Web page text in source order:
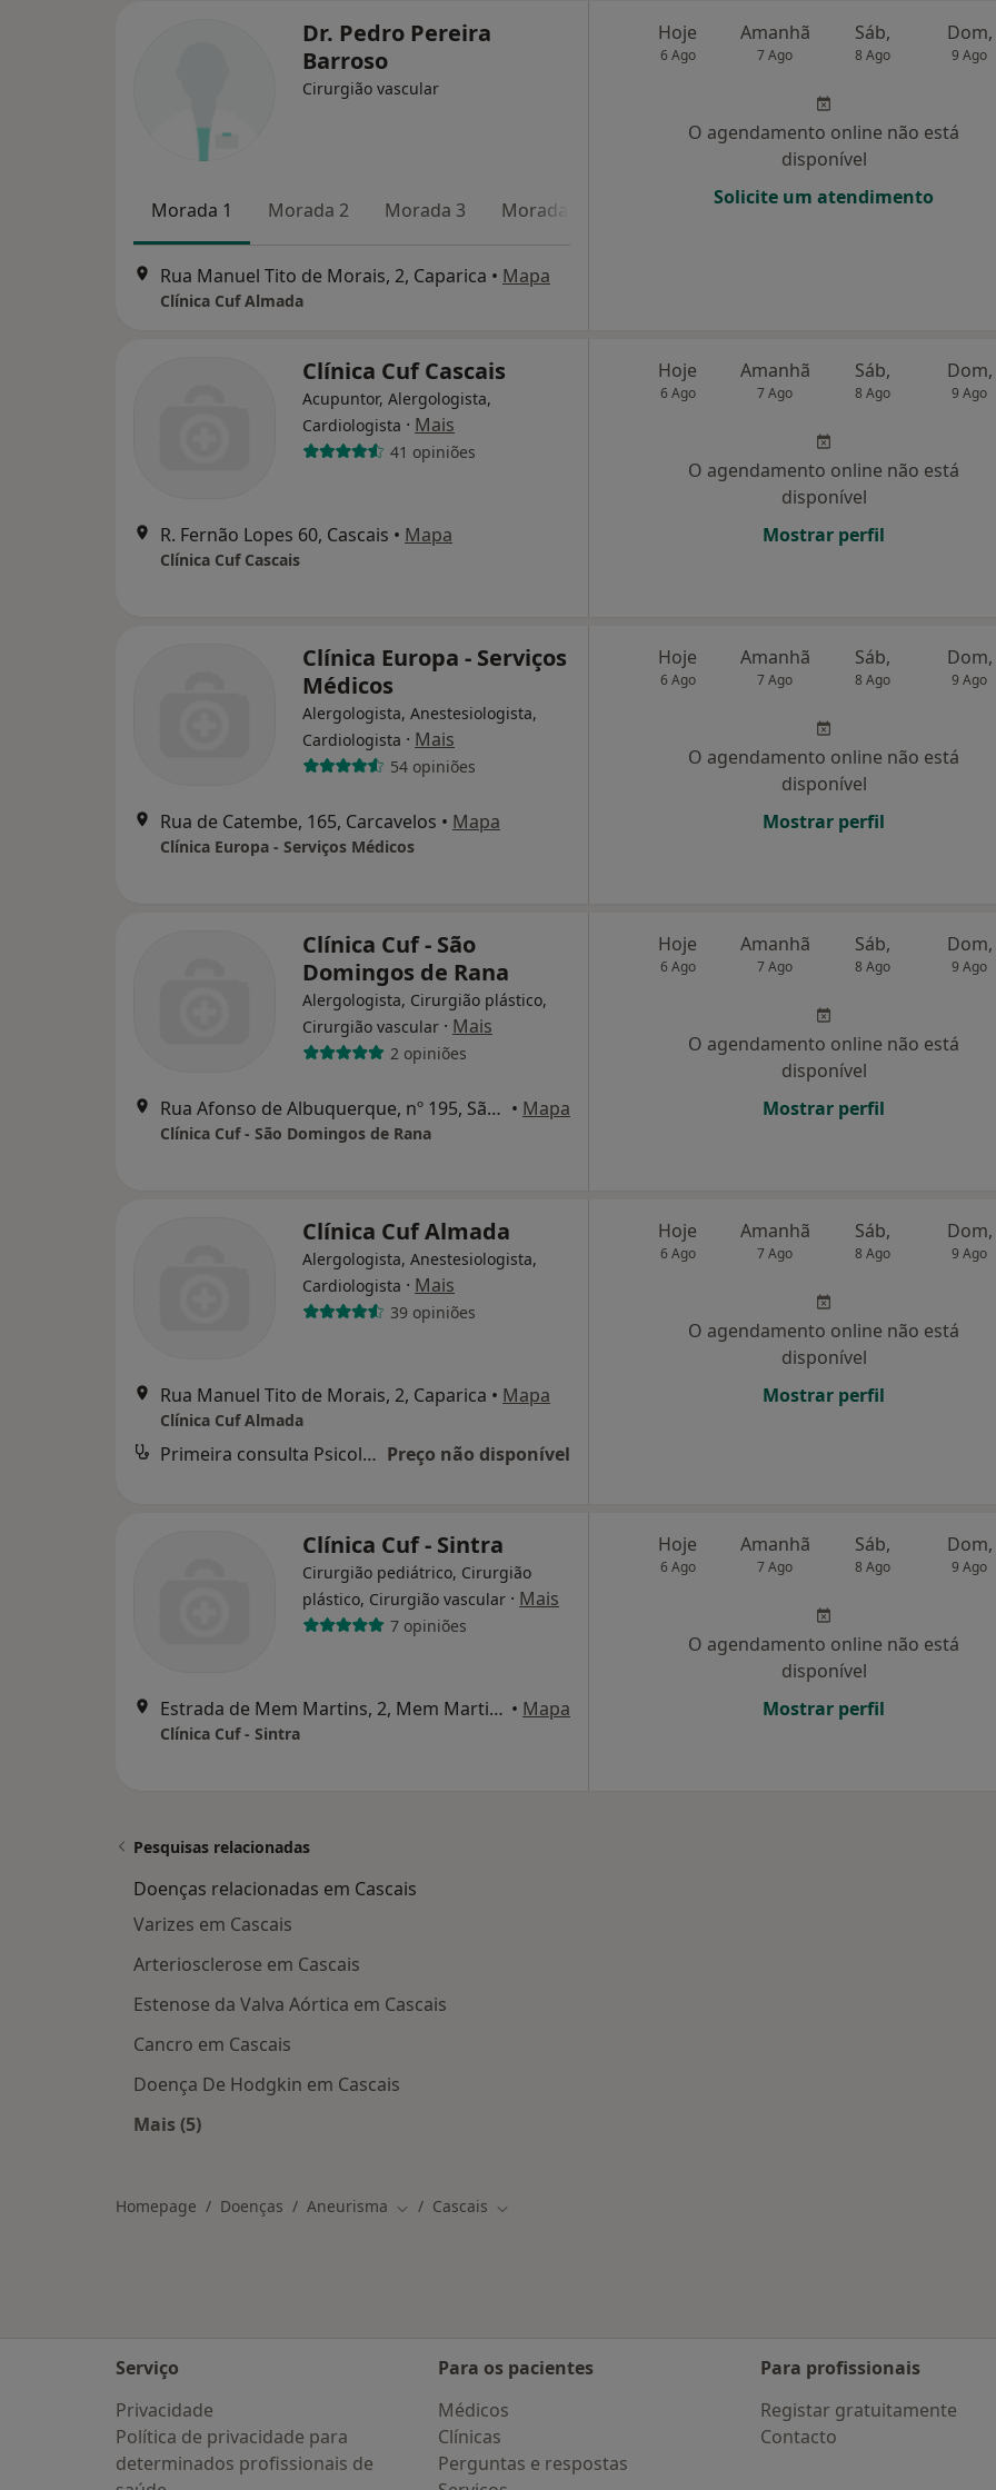
Dr. Pedro Pereira
Barroso
Cirurgião vascular
Morada 1 Morada 2 Morada 3 Morada 4
Rua Manuel Tito de Morais, 2, Caparica • Mapa
Clínica Cuf Almada
Hoje
6 Ago
Amanhã
7 Ago
Sáb,
8 Ago
Dom,
9 Ago
O agendamento online não está
disponível
Solicite um atendimento
Clínica Cuf Cascais
Acupuntor, Alergologista,
Cardiologista · Mais
41 opiniões
R. Fernão Lopes 60, Cascais • Mapa
Clínica Cuf Cascais
Hoje
6 Ago
Amanhã
7 Ago
Sáb,
8 Ago
Dom,
9 Ago
O agendamento online não está
disponível
Mostrar perfil
Clínica Europa - Serviços
Médicos
Alergologista, Anestesiologista,
Cardiologista · Mais
54 opiniões
Rua de Catembe, 165, Carcavelos • Mapa
Clínica Europa - Serviços Médicos
Hoje
6 Ago
Amanhã
7 Ago
Sáb,
8 Ago
Dom,
9 Ago
O agendamento online não está
disponível
Mostrar perfil
Clínica Cuf - São
Domingos de Rana
Alergologista, Cirurgião plástico,
Cirurgião vascular · Mais
2 opiniões
Rua Afonso de Albuquerque, nº 195, São Domingos de Rana • Mapa
Clínica Cuf - São Domingos de Rana
Hoje
6 Ago
Amanhã
7 Ago
Sáb,
8 Ago
Dom,
9 Ago
O agendamento online não está
disponível
Mostrar perfil
Clínica Cuf Almada
Alergologista, Anestesiologista,
Cardiologista · Mais
39 opiniões
Rua Manuel Tito de Morais, 2, Caparica • Mapa
Clínica Cuf Almada
Primeira consulta Psicologia Preço não disponível
Hoje
6 Ago
Amanhã
7 Ago
Sáb,
8 Ago
Dom,
9 Ago
O agendamento online não está
disponível
Mostrar perfil
Clínica Cuf - Sintra
Cirurgião pediátrico, Cirurgião
plástico, Cirurgião vascular · Mais
7 opiniões
Estrada de Mem Martins, 2, Mem Martins • Mapa
Clínica Cuf - Sintra
Hoje
6 Ago
Amanhã
7 Ago
Sáb,
8 Ago
Dom,
9 Ago
O agendamento online não está
disponível
Mostrar perfil
Pesquisas relacionadas
Doenças relacionadas em Cascais
Varizes em Cascais
Arteriosclerose em Cascais
Estenose da Valva Aórtica em Cascais
Cancro em Cascais
Doença De Hodgkin em Cascais
Mais (5)
Homepage Doenças Aneurisma Mudar de cidade
Cascais Mudar de cidade
Serviço
Privacidade
Política de privacidade para
determinados profissionais de
Para os pacientes
Médicos
Clínicas
Perguntas e respostas
Para profissionais
Registar gratuitamente
Contacto